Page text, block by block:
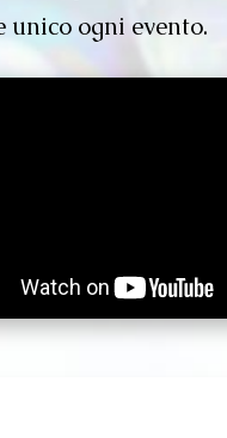
unico ogni evento.